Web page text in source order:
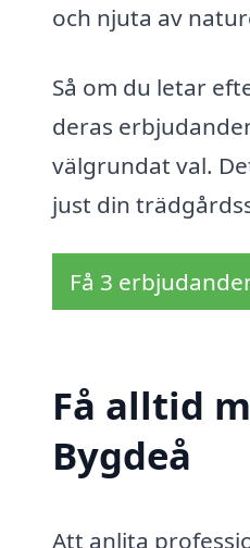
och njuta av
Så om du letar
deras
välgrundat val.
just din
Få 3
Få alltid
Bygdeå
Att anlita